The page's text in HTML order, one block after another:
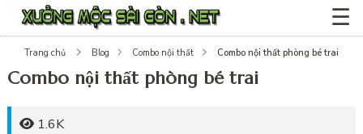
☰
Trang chủ Blog Combo nội thất Combo nội thất phòng bé trai
Combo nội thất phòng bé trai
1.6K